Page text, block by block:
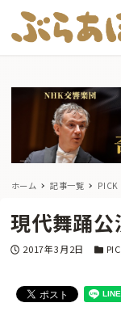
ホーム 記事一覧 PICK
現代舞踊公
投稿日
2017年3月2日 カテ